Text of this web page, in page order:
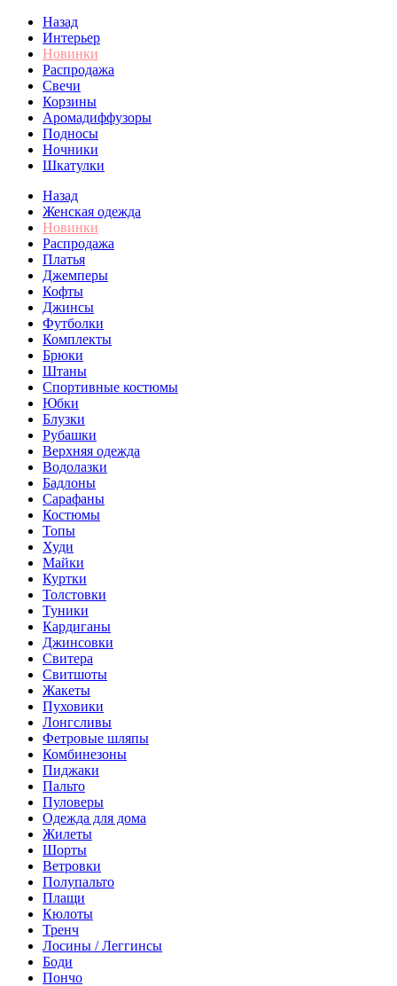
Назад
Интерьер
Новинки
Распродажа
Свечи
Корзины
Аромадиффузоры
Подносы
Ночники
Шкатулки
Назад
Женская одежда
Новинки
Распродажа
Платья
Джемперы
Кофты
Джинсы
Футболки
Комплекты
Брюки
Штаны
Спортивные костюмы
Юбки
Блузки
Рубашки
Верхняя одежда
Водолазки
Бадлоны
Сарафаны
Костюмы
Топы
Худи
Майки
Куртки
Толстовки
Туники
Кардиганы
Джинсовки
Свитера
Свитшоты
Жакеты
Пуховики
Лонгсливы
Фетровые шляпы
Комбинезоны
Пиджаки
Пальто
Пуловеры
Одежда для дома
Жилеты
Шорты
Ветровки
Полупальто
Плащи
Кюлоты
Тренч
Лосины / Леггинсы
Боди
Пончо